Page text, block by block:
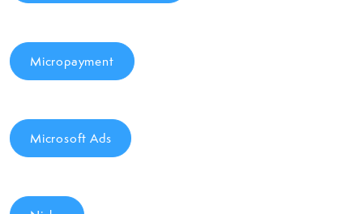
Micropayment
Microsoft Ads